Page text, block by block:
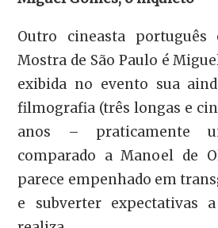
Outro cineasta português
Mostra de São Paulo é
exibida no evento sua
filmografia (três longas e
anos – praticamente
comparado a Manoel de
parece empenhado em
e subverter expectativas